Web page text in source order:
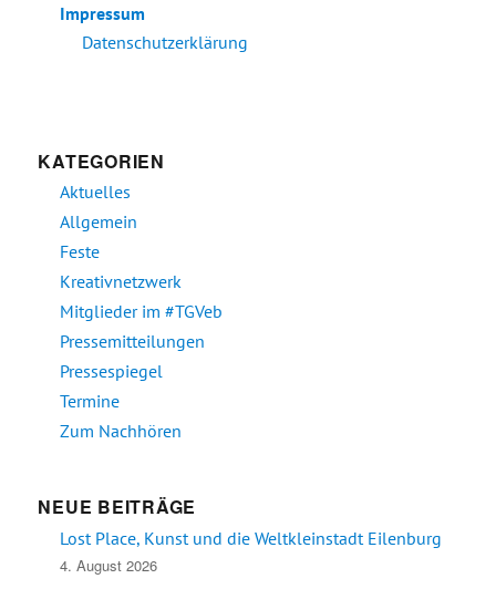
Impressum
Datenschutzerklärung
KATEGORIEN
Aktuelles
Allgemein
Feste
Kreativnetzwerk
Mitglieder im #TGVeb
Pressemitteilungen
Pressespiegel
Termine
Zum Nachhören
NEUE BEITRÄGE
Lost Place, Kunst und die Weltkleinstadt Eilenburg
4. August 2026